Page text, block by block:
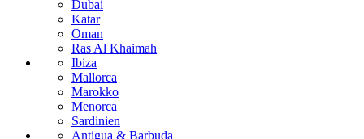
Dubai
Katar
Oman
Ras Al Khaimah
Ibiza
Mallorca
Marokko
Menorca
Sardinien
Antigua & Barbuda